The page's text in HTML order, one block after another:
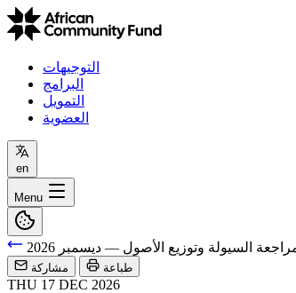
التوجيهات
البرامج
التمويل
العضوية
en
Menu
السيولة وتوزيع الأصول — ديسمبر 2026
مشاركة طباعة
THU 17 DEC 2026